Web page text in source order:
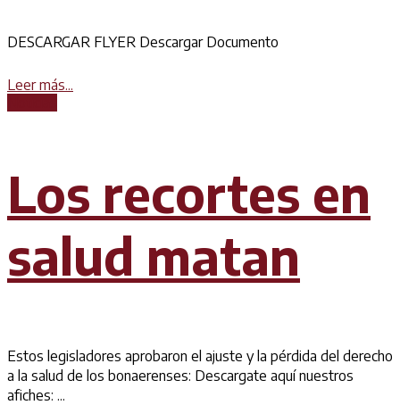
DESCARGAR FLYER Descargar Documento
Leer más...
Los recortes en
salud matan
Estos legisladores aprobaron el ajuste y la pérdida del derecho
a la salud de los bonaerenses: Descargate aquí nuestros
afiches: ...